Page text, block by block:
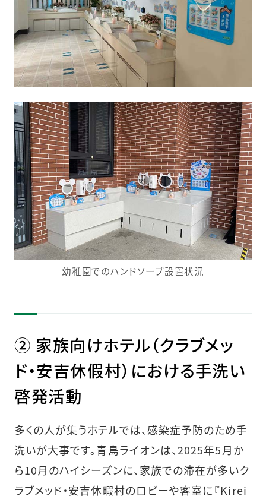
幼稚園でのハンドソープ設置状況
② 家族向けホテル（クラブメッ
ド・安吉休假村）における手洗い
啓発活動
多くの人が集うホテルでは、感染症予防のため手
洗いが大事です。青島ライオンは、2025年5月か
ら10月のハイシーズンに、家族での滞在が多いク
ラブメッド・安吉休暇村のロビーや客室に『Kirei